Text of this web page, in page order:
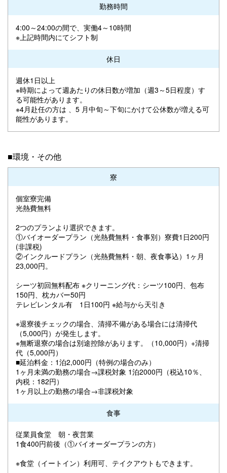
勤務時間
4:00～24:00の間で、実働4～10時間
※上記時間内にてシフト制
休日
週休1日以上
※時期によって週あたりの休日数が増加（週3～5日程度）す
る可能性があります。
※4月赴任の方は 、5 月中旬～下旬にかけて公休数が増える可
能性があります。
■環境・その他
寮
個室寮完備
光熱費無料
2つのプランより選択できます。
①バイオーダープラン（光熱費無料・食事別）寮費1日200円
(非課税)
②インクルードプラン（光熱費無料・朝、夜食事込）1ヶ月
23,000円。
シーツ初回無料配布 ※クリーニング代：シーツ100円、包布
150円、枕カバー50円
テレビレンタル有 1日100円 ※給与から天引き
※退寮後チェックの場合、清掃不備がある場合には清掃代
（5,000円）が発生します。
※無断退寮の場合は別途控除があります。（10,000円）+清掃
代（5,000円）
■延泊料金：1泊2,000円（特例の場合のみ）
1ヶ月未満の勤務の場合→課税対象 1泊2000円（税込10％、
内税：182円）
1ヶ月以上の勤務の場合→非課税対象
食事
従業員食堂 朝・夜営業
1食400円前後（①バイオーダープランの方）
※食堂（イートイン）利用可、テイクアウトもできます。